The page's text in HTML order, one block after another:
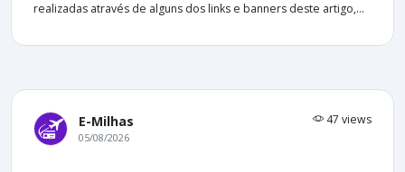
realizadas através de alguns dos links e banners deste artigo,...
E-Milhas 47 views
05/08/2026